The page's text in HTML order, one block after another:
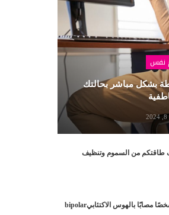
نفس
بشكل مباشر بحالتك
طاقتكم من السموم وتنظيف
كيف تميّزون شخصًا مصابًا بالهوس الاكتئابيbipolar